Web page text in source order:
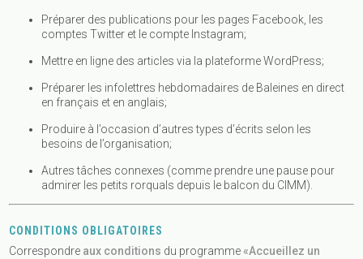
Préparer des publications pour les pages Facebook, les
comptes Twitter et le compte Instagram;
Mettre en ligne des articles via la plateforme WordPress;
Préparer les infolettres hebdomadaires de Baleines en direct
en français et en anglais;
Produire à l’occasion d’autres types d’écrits selon les
besoins de l’organisation;
Autres tâches connexes (comme prendre une pause pour
admirer les petits rorquals depuis le balcon du CIMM).
CONDITIONS OBLIGATOIRES
Correspondre aux conditions du programme«Accueillez un